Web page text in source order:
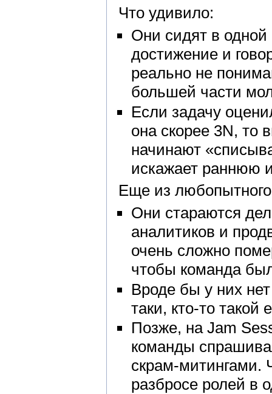
Что удивило:
Они сидят в одной
достижение и
реально не
большей части
Если задачу
она скорее 3N, то
начинают
искажает раннюю
Еще из
Они стараются
аналитиков и
очень сложно
чтобы команда
Вроде бы у них
таки, кто-то такой
Позже, на Jam
команды
скрам-митингами.
разбросе ролей в